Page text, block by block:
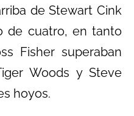
de Stewart Cink
de cuatro, en tanto
Fisher superaban
Woods y Steve
hoyos.